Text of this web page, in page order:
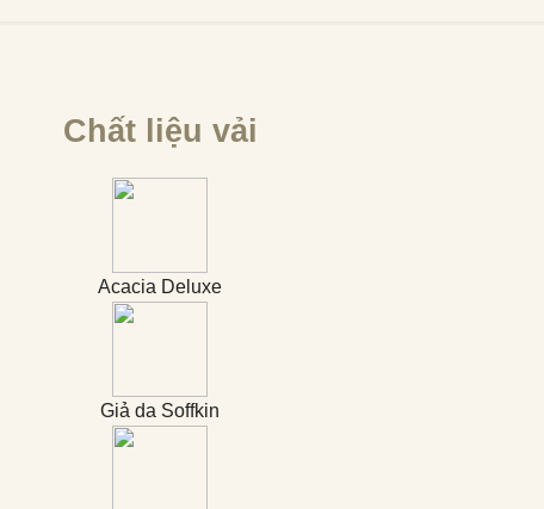
Chất liệu vải
Acacia Deluxe
Giả da Soffkin